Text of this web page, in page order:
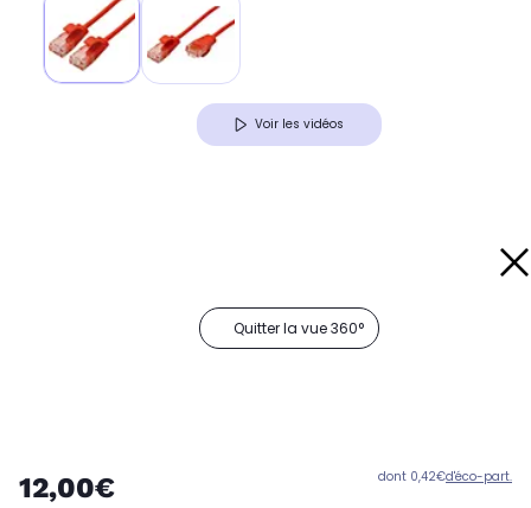
Voir les vidéos
Quitter la vue 360°
12,00€ dont 0,42€d'éco-part.